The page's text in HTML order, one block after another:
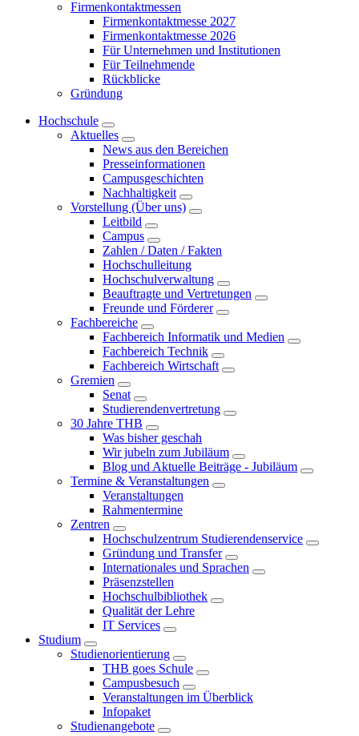
Firmenkontaktmessen
Firmenkontaktmesse 2027
Firmenkontaktmesse 2026
Für Unternehmen und Institutionen
Für Teilnehmende
Rückblicke
Gründung
Hochschule
Aktuelles
News aus den Bereichen
Presseinformationen
Campusgeschichten
Nachhaltigkeit
Vorstellung (Über uns)
Leitbild
Campus
Zahlen / Daten / Fakten
Hochschulleitung
Hochschulverwaltung
Beauftragte und Vertretungen
Freunde und Förderer
Fachbereiche
Fachbereich Informatik und Medien
Fachbereich Technik
Fachbereich Wirtschaft
Gremien
Senat
Studierendenvertretung
30 Jahre THB
Was bisher geschah
Wir jubeln zum Jubiläum
Blog und Aktuelle Beiträge - Jubiläum
Termine & Veranstaltungen
Veranstaltungen
Rahmentermine
Zentren
Hochschulzentrum Studierendenservice
Gründung und Transfer
Internationales und Sprachen
Präsenzstellen
Hochschulbibliothek
Qualität der Lehre
IT Services
Studium
Studienorientierung
THB goes Schule
Campusbesuch
Veranstaltungen im Überblick
Infopaket
Studienangebote